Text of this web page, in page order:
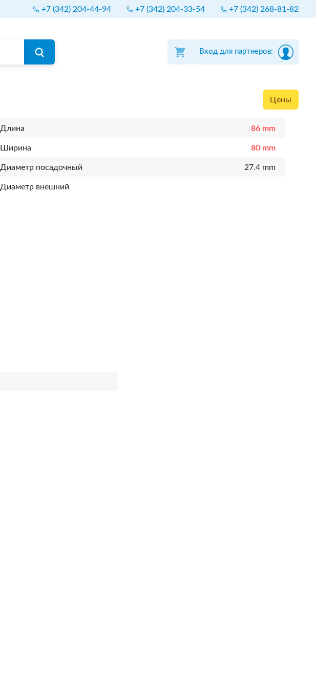
+7 (342) 204-44-94 +7 (342) 204-33-54 +7 (342) 268-81-82
Вход для партнеров:
Цены
Длина 86 mm
Ширина 80 mm
Диаметр посадочный 27.4 mm
Диаметр внешний